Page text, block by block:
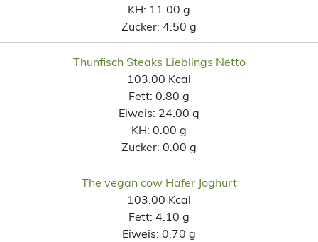
KH: 11.00 g
Zucker: 4.50 g
Thunfisch Steaks Lieblings Netto
103.00 Kcal
Fett: 0.80 g
Eiweis: 24.00 g
KH: 0.00 g
Zucker: 0.00 g
The vegan cow Hafer Joghurt
103.00 Kcal
Fett: 4.10 g
Eiweis: 0.70 g